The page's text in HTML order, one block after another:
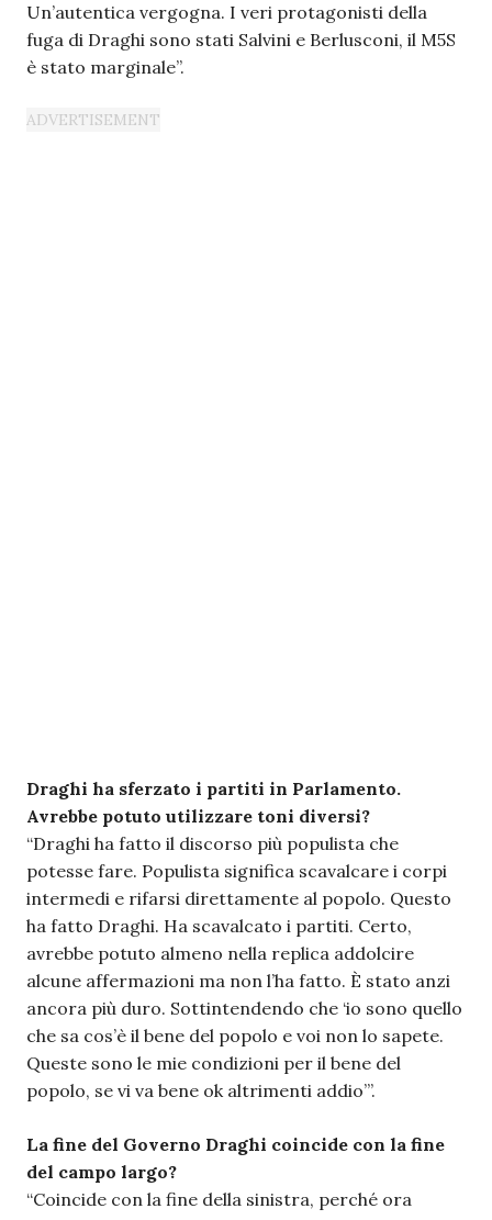
Un’autentica vergogna. I veri protagonisti della
fuga di Draghi sono stati Salvini e Berlusconi, il M5S
è stato marginale”.
Draghi ha sferzato i partiti in Parlamento.
Avrebbe potuto utilizzare toni diversi?
“Draghi ha fatto il discorso più populista che
potesse fare. Populista significa scavalcare i corpi
intermedi e rifarsi direttamente al popolo. Questo
ha fatto Draghi. Ha scavalcato i partiti. Certo,
avrebbe potuto almeno nella replica addolcire
alcune affermazioni ma non l’ha fatto. È stato anzi
ancora più duro. Sottintendendo che ‘io sono quello
che sa cos’è il bene del popolo e voi non lo sapete.
Queste sono le mie condizioni per il bene del
popolo, se vi va bene ok altrimenti addio’”.
La fine del Governo Draghi coincide con la fine
del campo largo?
“Coincide con la fine della sinistra, perché ora